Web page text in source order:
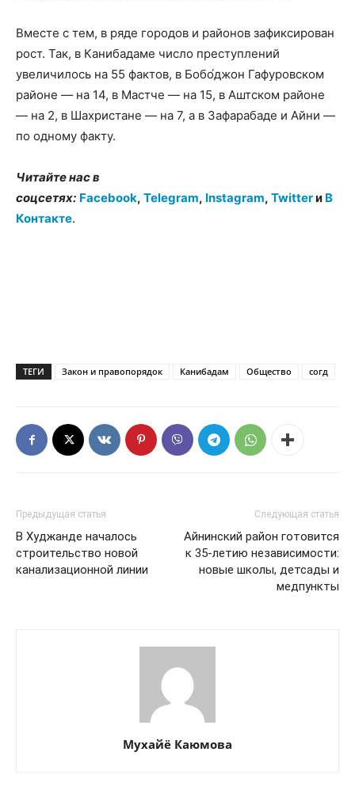
Вместе с тем, в ряде городов и районов зафиксирован
рост. Так, в Канибадаме число преступлений
увеличилось на 55 фактов, в Бобо́джон Гафуровском
районе — на 14, в Мастче — на 15, в Аштском районе
— на 2, в Шахристане — на 7, а в Зафарабаде и Айни —
по одному факту.
Читайте нас в
соцсетях: Facebook, Telegram, Instagram, Twitterи В
Контакте.
ТЕГИ Закон и правопорядок Канибадам Общество согд
Предыдущая статья
В Худжанде началось
строительство новой
канализационной линии
Следующая статья
Айнинский район готовится
к 35-летию независимости:
новые школы, детсады и
медпункты
Мухайё Каюмова